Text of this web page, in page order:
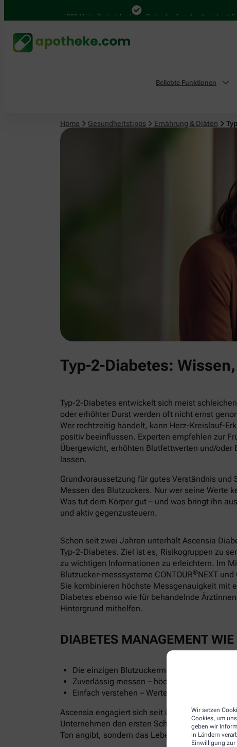
Wir setzen
Cookies, um
geben wir
in Ländern
Einwilligung zur
4.000 Mal in Deutschland Online bei Ihrer Apotheke bestellen
Beliebte Funktionen
Home Gesundheitstipps Ernährung & Diäten
Typ-2-Diabetes:
Typ-2-Diabetes entwickelt sich meist
oder erhöhter Durst werden oft nicht ernst
Wer rechtzeitig handelt, kann Herz-Kreislauf-
positiv beeinflussen. Experten empfehlen zur
Übergewicht, erhöhten Blutfettwerten und/
lassen.
Grundvoraussetzung für gutes Verständnis
Messen des Blutzuckers. Nur wer seine Werte
Was tut dem Körper gut – und was bringt ihn
und aktiv gegenzusteuern.
Schon seit zwei Jahren unterhält Ascensia
Typ-2-Diabetes. Ziel ist es, Risikogruppen zu
zu wichtigen Informationen zu erleichtern. Im
Blutzucker-messsysteme CONTOUR®NEXT und
Sie kombinieren höchste Messgenauigkeit mit
Diabetes ebenso wie für behandelnde
Hintergrund mithelfen.
DIABETES MANAGEMENT
Die einzigen Blutzuckermessgeräte mit
Zuverlässig messen – höchste Genauigkeit
Einfach verstehen – Werte dank
Ascensia engagiert sich seit über 85 Jahren
Unternehmen den ersten Schritt zur Diagnose
Ton angibt, sondern das Leben.